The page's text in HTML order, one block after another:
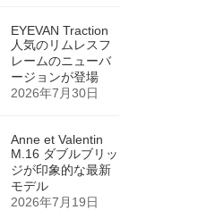
EYEVAN Traction
人気のリムレスフ
レームのニューバ
ージョンが登場
2026年7月30日
Anne et Valentin
M.16 ダブルブリッ
ジが印象的な最新
モデル
2026年7月19日